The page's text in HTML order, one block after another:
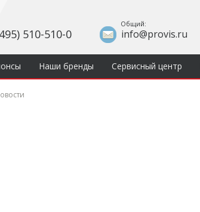
510-510-0 info@provis.ru
Общий:
Наши бренды Сервисный центр